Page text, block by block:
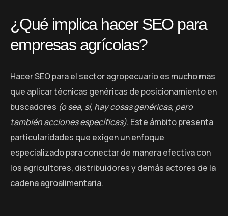
¿Qué implica hacer SEO para
empresas agrícolas?
Hacer SEO para el sector agropecuario es mucho más
que aplicar técnicas genéricas de posicionamiento en
buscadores (o sea, sí, hay cosas genéricas, pero
también acciones específicas). Este ámbito presenta
particularidades que exigen un enfoque
especializado para conectar de manera efectiva con
los agricultores, distribuidores y demás actores de la
cadena agroalimentaria.